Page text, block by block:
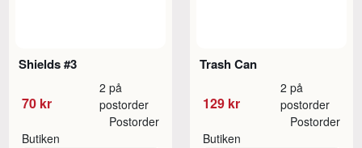
Shields #3
70 kr
2 på
postorder
Butiken
Postorder
Trash Can
129 kr
2 på
postorder
Butiken
Postorder